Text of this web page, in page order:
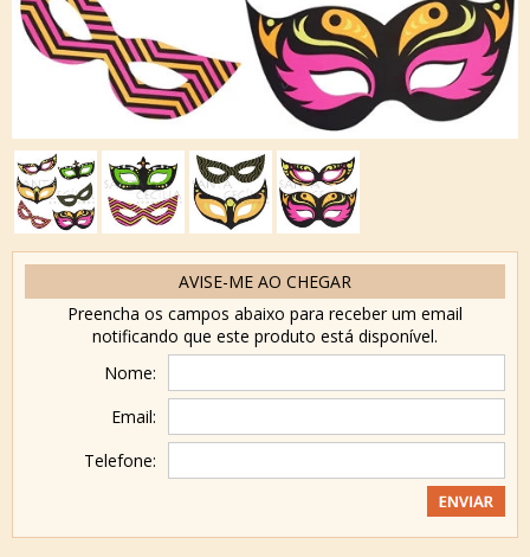
AVISE-ME AO CHEGAR
Preencha os campos abaixo para receber um email
notificando que este produto está disponível.
Nome:
Email:
Telefone: